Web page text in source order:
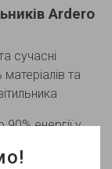
Ardero
сучасні
та
енергії у
лампи у якості